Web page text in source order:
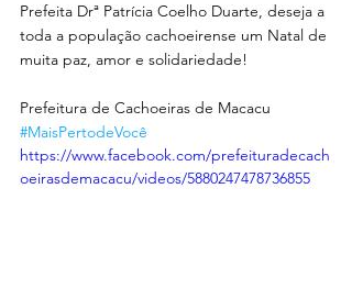
IMPORTANTE
Prefeita Drª Patrícia Coelho Duarte, deseja a
toda a população cachoeirense um Natal de
muita paz, amor e solidariedade!
Prefeitura de Cachoeiras de Macacu
#MaisPertodeVocê
https://www.facebook.com/prefeituradecach
oeirasdemacacu/videos/5880247478736855